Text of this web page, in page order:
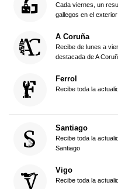
Cada viernes, un
gallegos en el exterior
A Coruña
Recibe de lunes a
destacada de A
Ferrol
Recibe toda la
Santiago
Recibe toda la
Santiago
Vigo
Recibe toda la